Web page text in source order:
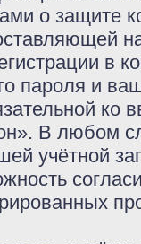
о защите
в
пароля и
ко
В любом
учётной